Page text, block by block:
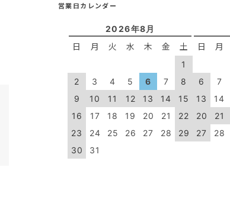
営業日カレンダー
2026年8月
日 月 火 水 木 金 土
1
2
3 4 5 6 7
8
9
10 11 12 13 14
15
16
17 18 19 20 21
22
23
24 25 26 27 28
29
30
31
日 月
6
7
13
14
20
21
27
28